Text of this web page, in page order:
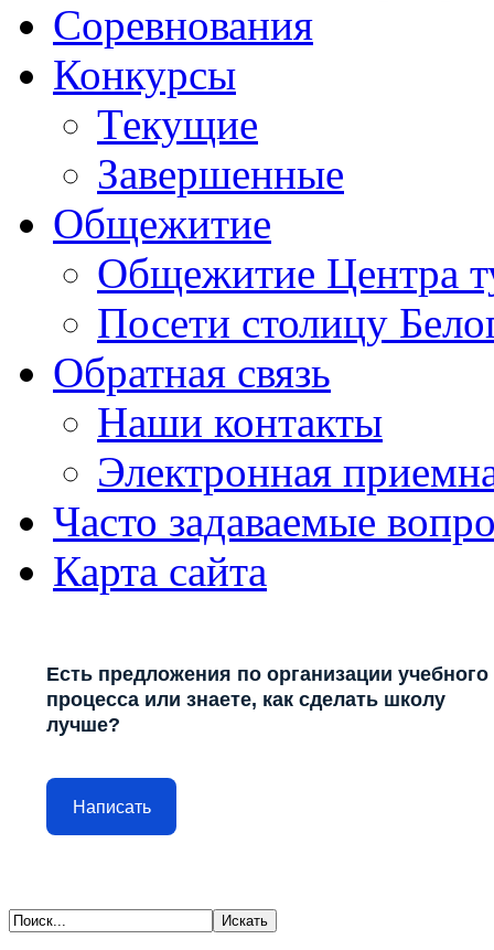
Соревнования
Конкурсы
Текущие
Завершенные
Общежитие
Общежитие Центра
Посети столицу
Обратная связь
Наши контакты
Электронная
Часто задаваемые
Карта сайта
Есть предложения по организации учебного
процесса или знаете, как сделать школу
лучше?
Написать